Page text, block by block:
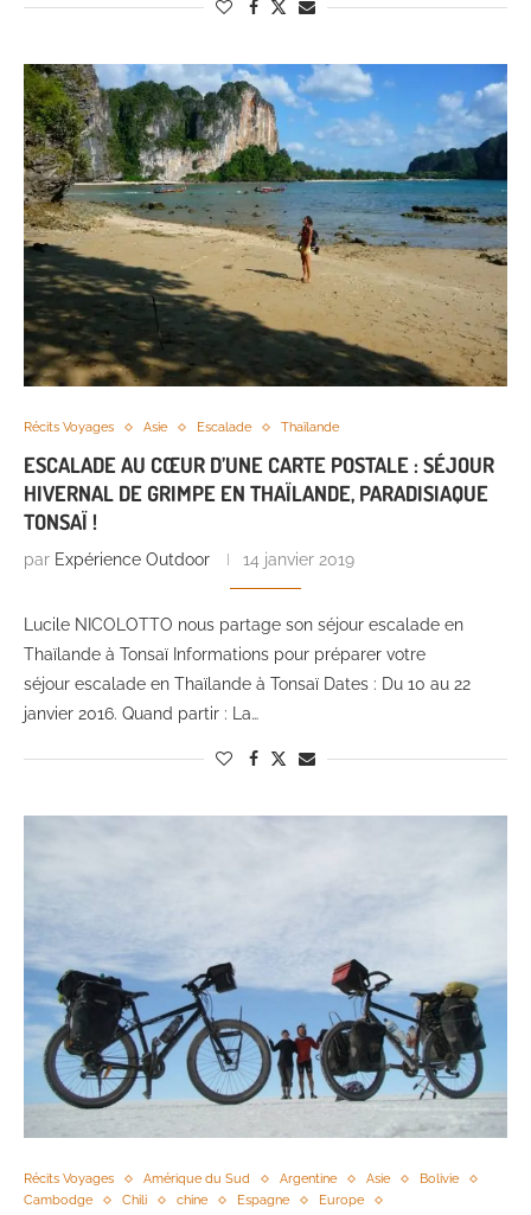
Récits Voyages Asie Escalade Thaïlande
ESCALADE AU CŒUR D’UNE CARTE POSTALE : SÉJOUR
HIVERNAL DE GRIMPE EN THAÏLANDE, PARADISIAQUE
TONSAÏ !
par Expérience Outdoor 14 janvier 2019
Lucile NICOLOTTO nous partage son séjour escalade en
Thaïlande à Tonsaï Informations pour préparer votre
séjour escalade en Thaïlande à Tonsaï Dates : Du 10 au 22
janvier 2016. Quand partir : La…
Récits Voyages Amérique du Sud Argentine Asie
Bolivie
Cambodge
Chili chine Espagne
Europe